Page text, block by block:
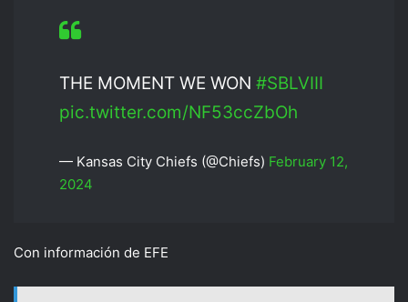
THE MOMENT WE WON #SBLVIII
pic.twitter.com/NF53ccZbOh
— Kansas City Chiefs (@Chiefs) February 12,
2024
Con información de EFE